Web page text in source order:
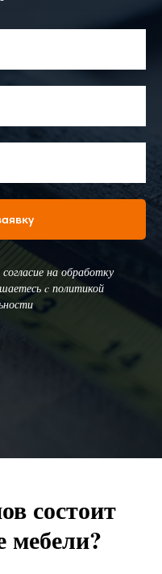
на обработку
c политикой
состоит
мебели?